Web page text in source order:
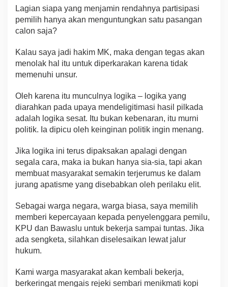
Lagian siapa yang menjamin rendahnya partisipasi
pemilih hanya akan menguntungkan satu pasangan
calon saja?
Kalau saya jadi hakim MK, maka dengan tegas akan
menolak hal itu untuk diperkarakan karena tidak
memenuhi unsur.
Oleh karena itu munculnya logika – logika yang
diarahkan pada upaya mendeligitimasi hasil pilkada
adalah logika sesat. Itu bukan kebenaran, itu murni
politik. Ia dipicu oleh keinginan politik ingin menang.
Jika logika ini terus dipaksakan apalagi dengan
segala cara, maka ia bukan hanya sia-sia, tapi akan
membuat masyarakat semakin terjerumus ke dalam
jurang apatisme yang disebabkan oleh perilaku elit.
Sebagai warga negara, warga biasa, saya memilih
memberi kepercayaan kepada penyelenggara pemilu,
KPU dan Bawaslu untuk bekerja sampai tuntas. Jika
ada sengketa, silahkan diselesaikan lewat jalur
hukum.
Kami warga masyarakat akan kembali bekerja,
berkeringat mengais rejeki sembari menikmati kopi